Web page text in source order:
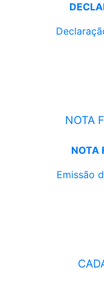
NOTA
NOTA
Emissão